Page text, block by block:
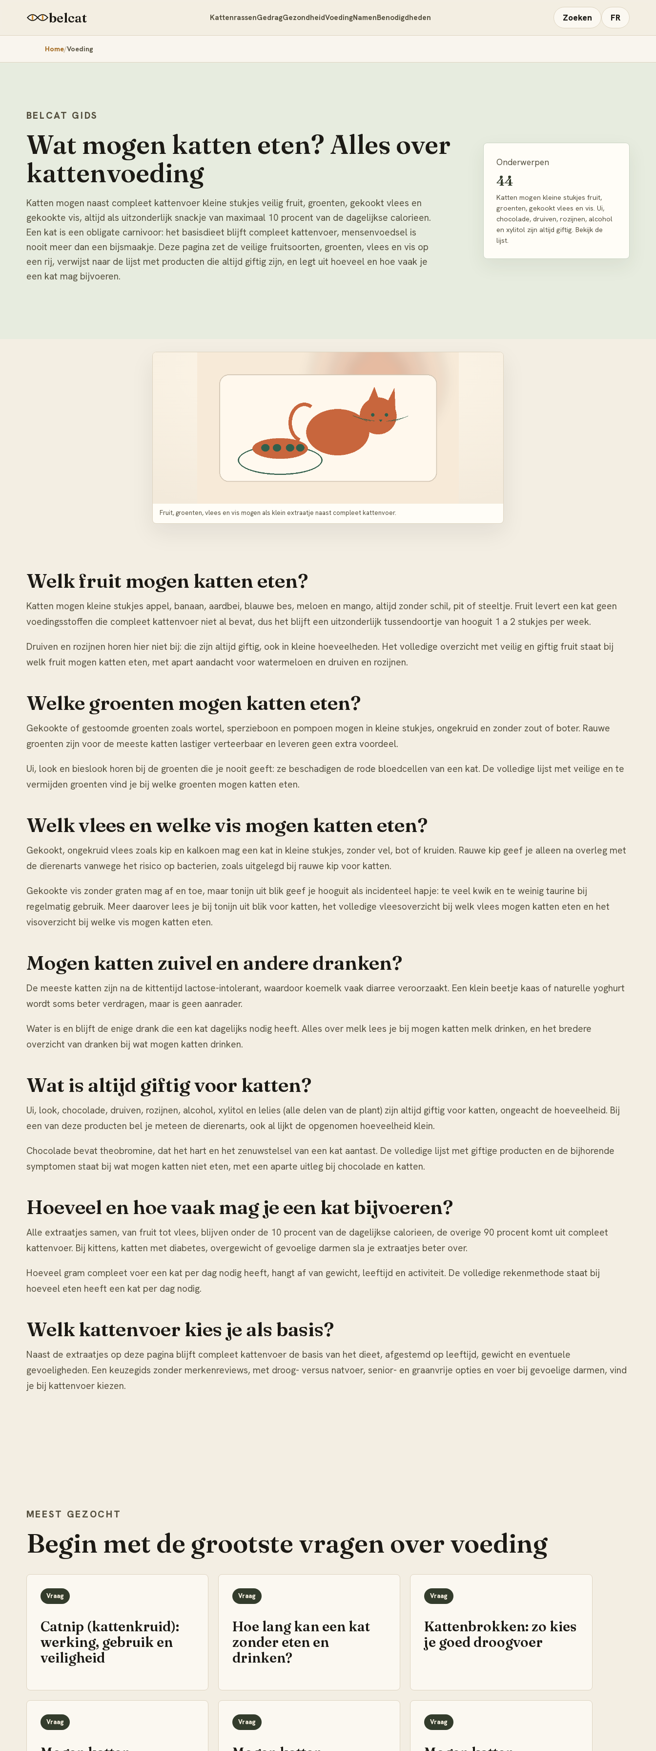
belcat KattenrassenGedragGezondheidVoedingNamenBenodigdheden Zoeken FR
Home Voeding
BELCAT GIDS
Wat mogen katten eten? Alles over
kattenvoeding
Katten mogen naast compleet kattenvoer kleine stukjes veilig fruit, groenten, gekookt vlees en
gekookte vis, altijd als uitzonderlijk snackje van maximaal 10 procent van de dagelijkse calorieen.
Een kat is een obligate carnivoor: het basisdieet blijft compleet kattenvoer, mensenvoedsel is
nooit meer dan een bijsmaakje. Deze pagina zet de veilige fruitsoorten, groenten, vlees en vis op
een rij, verwijst naar de lijst met producten die altijd giftig zijn, en legt uit hoeveel en hoe vaak je
een kat mag bijvoeren.
Onderwerpen
44
Katten mogen kleine stukjes fruit,
groenten, gekookt vlees en vis. Ui,
chocolade, druiven, rozijnen, alcohol
en xylitol zijn altijd giftig. Bekijk de
lijst.
Fruit, groenten, vlees en vis mogen als klein extraatje naast compleet kattenvoer.
Welk fruit mogen katten eten?
Katten mogen kleine stukjes appel, banaan, aardbei, blauwe bes, meloen en mango, altijd zonder schil, pit of steeltje. Fruit levert een kat geen
voedingsstoffen die compleet kattenvoer niet al bevat, dus het blijft een uitzonderlijk tussendoortje van hooguit 1 a 2 stukjes per week.
Druiven en rozijnen horen hier niet bij: die zijn altijd giftig, ook in kleine hoeveelheden. Het volledige overzicht met veilig en giftig fruit staat bij
welk fruit mogen katten eten, met apart aandacht voor watermeloen en druiven en rozijnen.
Welke groenten mogen katten eten?
Gekookte of gestoomde groenten zoals wortel, sperzieboon en pompoen mogen in kleine stukjes, ongekruid en zonder zout of boter. Rauwe
groenten zijn voor de meeste katten lastiger verteerbaar en leveren geen extra voordeel.
Ui, look en bieslook horen bij de groenten die je nooit geeft: ze beschadigen de rode bloedcellen van een kat. De volledige lijst met veilige en te
vermijden groenten vind je bij welke groenten mogen katten eten.
Welk vlees en welke vis mogen katten eten?
Gekookt, ongekruid vlees zoals kip en kalkoen mag een kat in kleine stukjes, zonder vel, bot of kruiden. Rauwe kip geef je alleen na overleg met
de dierenarts vanwege het risico op bacterien, zoals uitgelegd bij rauwe kip voor katten.
Gekookte vis zonder graten mag af en toe, maar tonijn uit blik geef je hooguit als incidenteel hapje: te veel kwik en te weinig taurine bij
regelmatig gebruik. Meer daarover lees je bij tonijn uit blik voor katten, het volledige vleesoverzicht bij welk vlees mogen katten eten en het
visoverzicht bij welke vis mogen katten eten.
Mogen katten zuivel en andere dranken?
De meeste katten zijn na de kittentijd lactose-intolerant, waardoor koemelk vaak diarree veroorzaakt. Een klein beetje kaas of naturelle yoghurt
wordt soms beter verdragen, maar is geen aanrader.
Water is en blijft de enige drank die een kat dagelijks nodig heeft. Alles over melk lees je bij mogen katten melk drinken, en het bredere
overzicht van dranken bij wat mogen katten drinken.
Wat is altijd giftig voor katten?
Ui, look, chocolade, druiven, rozijnen, alcohol, xylitol en lelies (alle delen van de plant) zijn altijd giftig voor katten, ongeacht de hoeveelheid. Bij
een van deze producten bel je meteen de dierenarts, ook al lijkt de opgenomen hoeveelheid klein.
Chocolade bevat theobromine, dat het hart en het zenuwstelsel van een kat aantast. De volledige lijst met giftige producten en de bijhorende
symptomen staat bij wat mogen katten niet eten, met een aparte uitleg bij chocolade en katten.
Hoeveel en hoe vaak mag je een kat bijvoeren?
Alle extraatjes samen, van fruit tot vlees, blijven onder de 10 procent van de dagelijkse calorieen, de overige 90 procent komt uit compleet
kattenvoer. Bij kittens, katten met diabetes, overgewicht of gevoelige darmen sla je extraatjes beter over.
Hoeveel gram compleet voer een kat per dag nodig heeft, hangt af van gewicht, leeftijd en activiteit. De volledige rekenmethode staat bij
hoeveel eten heeft een kat per dag nodig.
Welk kattenvoer kies je als basis?
Naast de extraatjes op deze pagina blijft compleet kattenvoer de basis van het dieet, afgestemd op leeftijd, gewicht en eventuele
gevoeligheden. Een keuzegids zonder merkenreviews, met droog- versus natvoer, senior- en graanvrije opties en voer bij gevoelige darmen, vind
je bij kattenvoer kiezen.
MEEST GEZOCHT
Begin met de grootste vragen overvoeding
Vraag
Catnip (kattenkruid):
werking, gebruik en
veiligheid
Vraag
Hoe lang kan een kat
zonder eten en
drinken?
Vraag
Kattenbrokken: zo kies
je goed droogvoer
Vraag Vraag Vraag